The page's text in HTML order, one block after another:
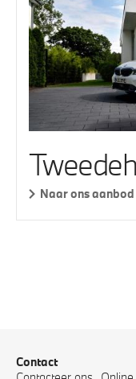
Naar ons aanbod
Contact